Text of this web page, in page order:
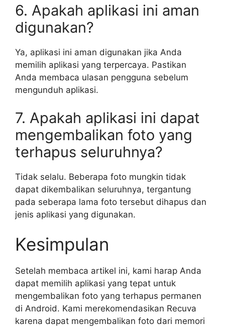
6. Apakah aplikasi ini aman
digunakan?
Ya, aplikasi ini aman digunakan jika Anda
memilih aplikasi yang terpercaya. Pastikan
Anda membaca ulasan pengguna sebelum
mengunduh aplikasi.
7. Apakah aplikasi ini dapat
mengembalikan foto yang
terhapus seluruhnya?
Tidak selalu. Beberapa foto mungkin tidak
dapat dikembalikan seluruhnya, tergantung
pada seberapa lama foto tersebut dihapus dan
jenis aplikasi yang digunakan.
Kesimpulan
Setelah membaca artikel ini, kami harap Anda
dapat memilih aplikasi yang tepat untuk
mengembalikan foto yang terhapus permanen
di Android. Kami merekomendasikan Recuva
karena dapat mengembalikan foto dari memori